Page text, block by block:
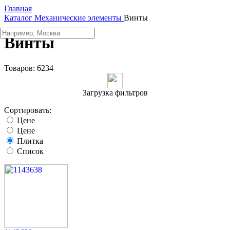
Главная
Каталог Механические элементы Винты
Винты
Товаров: 6234
Загрузка фильтров
Сортировать:
Цене
Цене
Плитка
Список